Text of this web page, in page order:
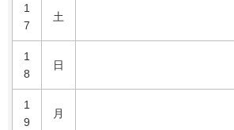
1
7
土
1
8
日
1
9
月